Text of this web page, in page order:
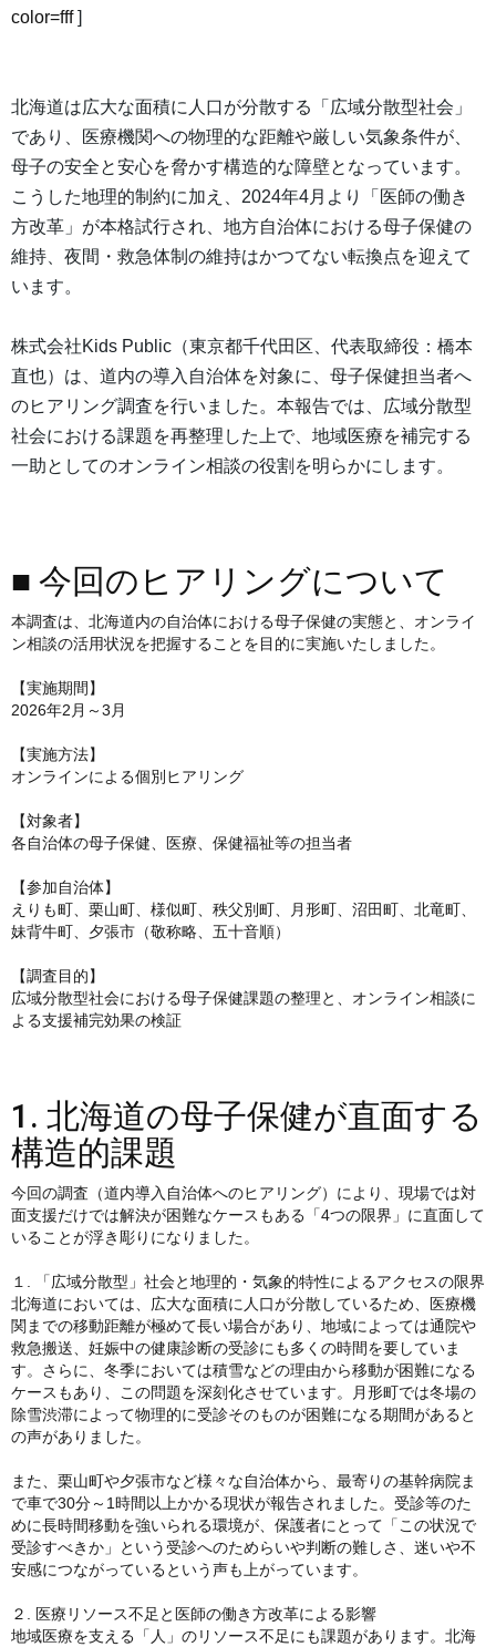
color=fff]
北海道は広大な面積に人口が分散する「広域分散型社会」
であり、医療機関への物理的な距離や厳しい気象条件が、
母子の安全と安心を脅かす構造的な障壁となっています。
こうした地理的制約に加え、2024年4月より「医師の働き
方改革」が本格試行され、地方自治体における母子保健の
維持、夜間・救急体制の維持はかつてない転換点を迎えて
います。
株式会社Kids Public（東京都千代田区、代表取締役：橋本
直也）は、道内の導入自治体を対象に、母子保健担当者へ
のヒアリング調査を行いました。本報告では、広域分散型
社会における課題を再整理した上で、地域医療を補完する
一助としてのオンライン相談の役割を明らかにします。
■ 今回のヒアリングについて
本調査は、北海道内の自治体における母子保健の実態と、オンライ
ン相談の活用状況を把握することを目的に実施いたしました。
【実施期間】
2026年2月～3月
【実施方法】
オンラインによる個別ヒアリング
【対象者】
各自治体の母子保健、医療、保健福祉等の担当者
【参加自治体】
えりも町、栗山町、様似町、秩父別町、月形町、沼田町、北竜町、
妹背牛町、夕張市（敬称略、五十音順）
【調査目的】
広域分散型社会における母子保健課題の整理と、オンライン相談に
よる支援補完効果の検証
1. 北海道の母子保健が直面する
構造的課題
今回の調査（道内導入自治体へのヒアリング）により、現場では対
面支援だけでは解決が困難なケースもある「4つの限界」に直面して
いることが浮き彫りになりました。
１. 「広域分散型」社会と地理的・気象的特性によるアクセスの限界
北海道においては、広大な面積に人口が分散しているため、医療機
関までの移動距離が極めて長い場合があり、地域によっては通院や
救急搬送、妊娠中の健康診断の受診にも多くの時間を要していま
す。さらに、冬季においては積雪などの理由から移動が困難になる
ケースもあり、この問題を深刻化させています。月形町では冬場の
除雪渋滞によって物理的に受診そのものが困難になる期間があると
の声がありました。
また、栗山町や夕張市など様々な自治体から、最寄りの基幹病院ま
で車で30分～1時間以上かかる現状が報告されました。受診等のた
めに長時間移動を強いられる環境が、保護者にとって「この状況で
受診すべきか」という受診へのためらいや判断の難しさ、迷いや不
安感につながっているという声も上がっています。
２. 医療リソース不足と医師の働き方改革による影響
地域医療を支える「人」のリソース不足にも課題があります。北海